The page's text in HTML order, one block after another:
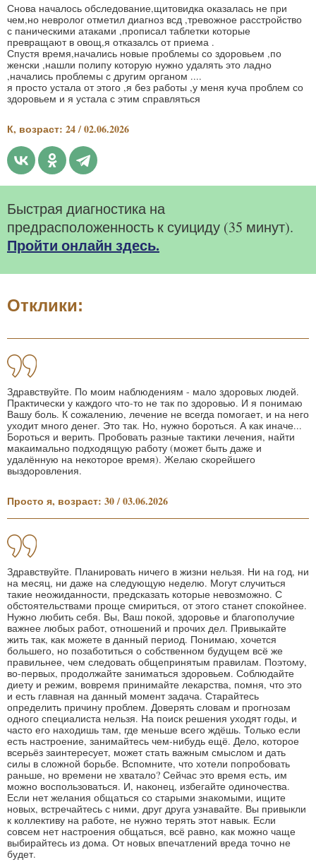
Снова началось обследование,щитовидка оказалась не при
чем,но невролог отметил диагноз всд ,тревожное расстройство
с паническими атаками ,прописал таблетки которые
превращают в овощ,я отказалсь от приема .
Спустя время,начались новые проблемы со здоровьем ,по
женски ,нашли полипу которую нужно удалять это ладно
,начались проблемы с другим органом ....
я просто устала от этого ,я без работы ,у меня куча проблем со
здоровьем и я устала с этим справляться
К, возраст: 24 / 02.06.2026
Быстрая диагностика на
предрасположенность к суициду (35 минут).
Пройти онлайн здесь.
Отклики:
Здравствуйте. По моим наблюдениям - мало здоровых людей.
Практически у каждого что-то не так по здоровью. И я понимаю
Вашу боль. К сожалению, лечение не всегда помогает, и на него
уходит много денег. Это так. Но, нужно бороться. А как иначе...
Бороться и верить. Пробовать разные тактики лечения, найти
макаимально подходящую работу (может быть даже и
удалённую на некоторое время). Желаю скорейшего
выздоровления.
Просто я, возраст: 30 / 03.06.2026
Здравствуйте. Планировать ничего в жизни нельзя. Ни на год, ни
на месяц, ни даже на следующую неделю. Могут случиться
такие неожиданности, предсказать которые невозможно. С
обстоятельствами проще смириться, от этого станет спокойнее.
Нужно любить себя. Вы, Ваш покой, здоровье и благополучие
важнее любых работ, отношений и прочих дел. Привыкайте
жить так, как можете в данный период. Понимаю, хочется
большего, но позаботиться о собственном будущем всё же
правильнее, чем следовать общепринятым правилам. Поэтому,
во-первых, продолжайте заниматься здоровьем. Соблюдайте
диету и режим, вовремя принимайте лекарства, помня, что это
и есть главная на данный момент задача. Старайтесь
определить причину проблем. Доверять словам и прогнозам
одного специалиста нельзя. На поиск решения уходят годы, и
часто его находишь там, где меньше всего ждёшь. Только если
есть настроение, занимайтесь чем-нибудь ещё. Дело, которое
всерьёз заинтересует, может стать важным смыслом и дать
силы в сложной борьбе. Вспомните, что хотели попробовать
раньше, но времени не хватало? Сейчас это время есть, им
можно воспользоваться. И, наконец, избегайте одиночества.
Если нет желания общаться со старыми знакомыми, ищите
новых, встречайтесь с ними, друг друга узнавайте. Вы привыкли
к коллективу на работе, не нужно терять этот навык. Если
совсем нет настроения общаться, всё равно, как можно чаще
выбирайтесь из дома. От новых впечатлений вреда точно не
будет.